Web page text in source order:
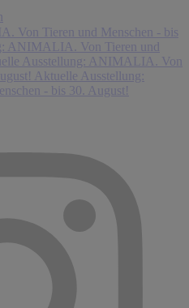
Von Tieren und Menschen - bis
ANIMALIA. Von Tieren und
Ausstellung: ANIMALIA. Von
Aktuelle Ausstellung:
- bis 30. August!